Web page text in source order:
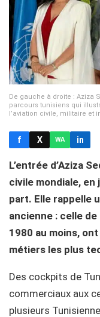
De gauche à droite : Aziza
parcours tunisiens qui
l’aviation civile, militaire et
f X WA in
L’entrée d’Aziza
civile mondiale, en
part. Elle rappelle
ancienne : celle
1980 au moins,
métiers les plus
Des cockpits de
commerciaux aux
plusieurs